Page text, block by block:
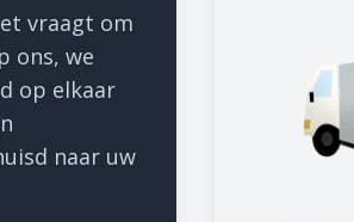
vraagt om
ons, we
op elkaar
naar uw